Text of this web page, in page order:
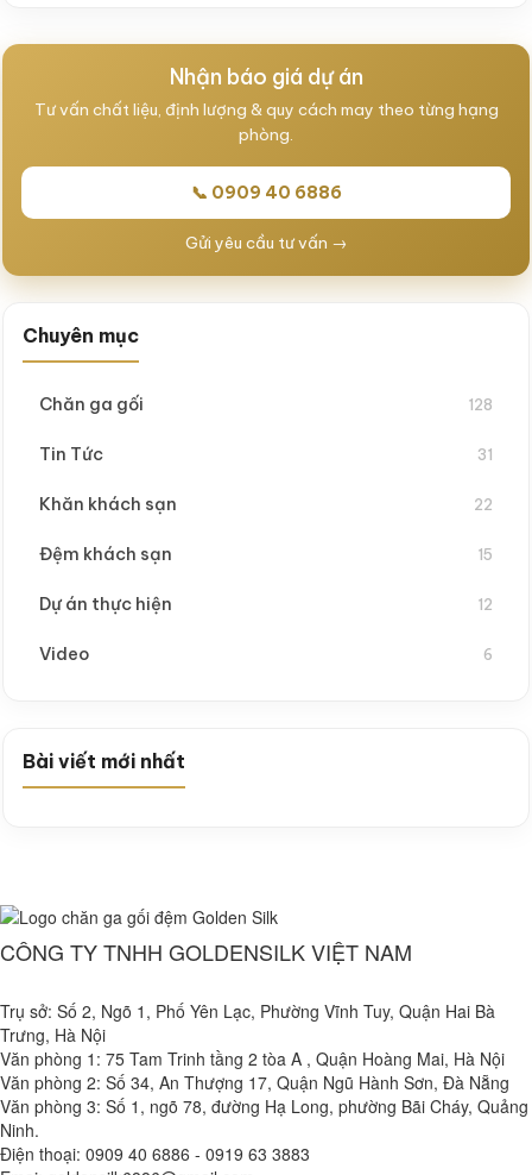
Nhận báo giá dự án
Tư vấn chất liệu, định lượng & quy cách may theo từng hạng
phòng.
📞 0909 40 6886
Gửi yêu cầu tư vấn →
Chuyên mục
Chăn ga gối 128
Tin Tức 31
Khăn khách sạn 22
Đệm khách sạn 15
Dự án thực hiện 12
Video 6
Bài viết mới nhất
CÔNG TY TNHH GOLDENSILK VIỆT NAM
Trụ sở: Số 2, Ngõ 1, Phố Yên Lạc, Phường Vĩnh Tuy, Quận Hai Bà
Trưng, Hà Nội
Văn phòng 1: 75 Tam Trinh tầng 2 tòa A , Quận Hoàng Mai, Hà Nội
Văn phòng 2: Số 34, An Thượng 17, Quận Ngũ Hành Sơn, Đà Nẵng
Văn phòng 3: Số 1, ngõ 78, đường Hạ Long, phường Bãi Cháy, Quảng
Ninh.
Điện thoại: 0909 40 6886 - 0919 63 3883